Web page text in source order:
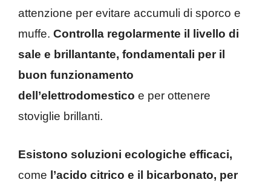
attenzione per evitare accumuli di sporco e
muffe. Controlla regolarmente il livello di
sale e brillantante, fondamentali per il
buon funzionamento
dell’elettrodomestico e per ottenere
stoviglie brillanti.
Esistono soluzioni ecologiche efficaci,
come l’acido citrico e il bicarbonato, per